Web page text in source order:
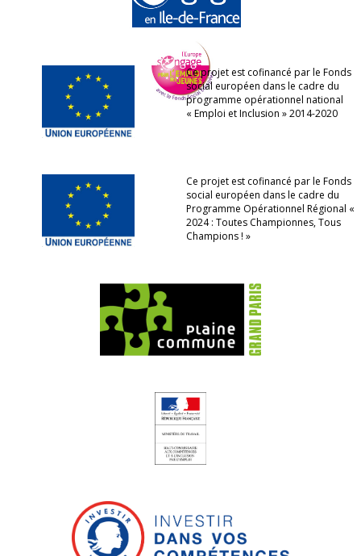
Ce projet est cofinancé par le Fonds
social européen dans le cadre du
programme opérationnel national
« Emploi et Inclusion » 2014-2020
Ce projet est cofinancé par le Fonds
social européen dans le cadre du
Programme Opérationnel Régional «
2024 : Toutes Championnes, Tous
Champions ! »